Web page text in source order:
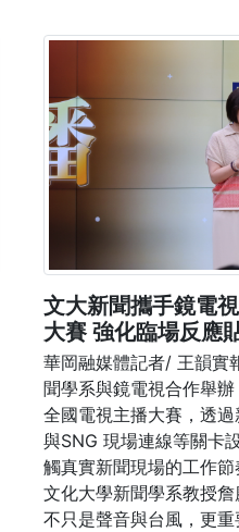
文大新聞攜手鏡電
大賽 強化臨場反應
華岡融媒體記者/ 王韻實
聞學系與鏡電視合作舉
全國電視主播大賽，透
與SNG 現場連線等關卡
觸真實新聞現場的工作
文化大學新聞學系教授
不只是聲音與台風，更重